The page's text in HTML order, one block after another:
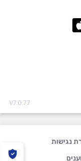
V7.0.77
נגישות